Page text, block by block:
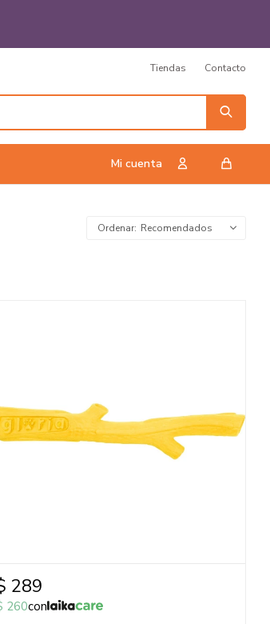
Tiendas Contacto
Recomendados
289
260con